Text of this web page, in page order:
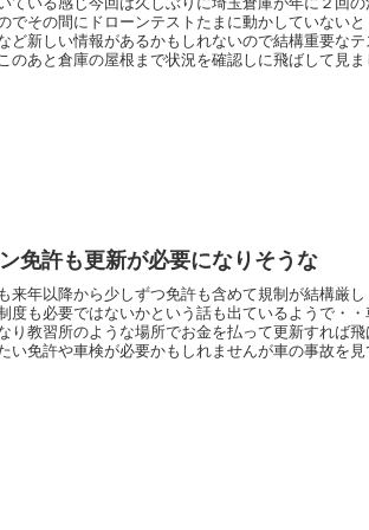
でその間にドローンテストたまに動かしていない
ど新しい情報があるかもしれないので結構重要な
のあと倉庫の屋根まで状況を確認しに飛ばして見ま
免許も更新が必要になりそうな
来年以降から少しずつ免許も含めて規制が結構厳
度も必要ではないかという話も出ているようで・
り教習所のような場所でお金を払って更新すれば
い免許や車検が必要かもしれませんが車の事故を